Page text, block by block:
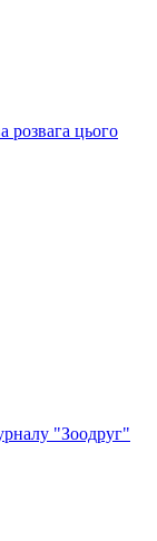
розвага цього
"Зоодруг"